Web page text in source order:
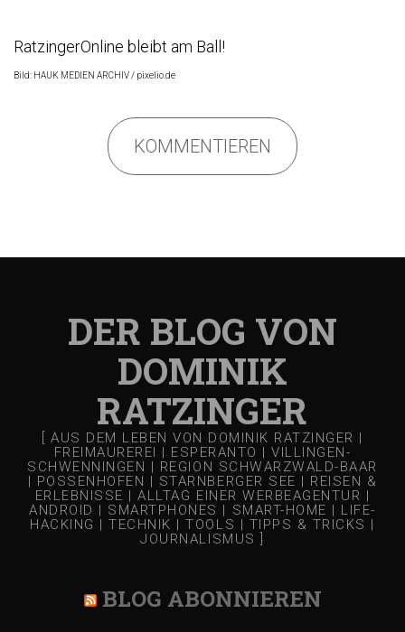
RatzingerOnline bleibt am Ball!
Bild: HAUK MEDIEN ARCHIV / pixelio.de
KOMMENTIEREN
DER BLOG VON
DOMINIK
RATZINGER
[ AUS DEM LEBEN VON DOMINIK RATZINGER |
FREIMAUREREI | ESPERANTO | VILLINGEN-
SCHWENNINGEN | REGION SCHWARZWALD-BAAR
| POSSENHOFEN | STARNBERGER SEE | REISEN &
ERLEBNISSE | ALLTAG EINER WERBEAGENTUR |
ANDROID | SMARTPHONES | SMART-HOME | LIFE-
HACKING | TECHNIK | TOOLS | TIPPS & TRICKS |
JOURNALISMUS ]
BLOG ABONNIEREN